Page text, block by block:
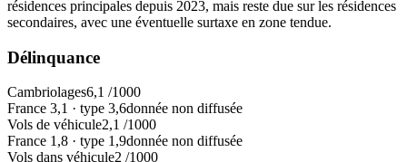
résidences principales depuis 2023, mais reste due sur les résidences
secondaires, avec une éventuelle surtaxe en zone tendue.
Délinquance
Cambriolages6,1 /1000
France 3,1 · type 3,6donnée non diffusée
Vols de véhicule2,1 /1000
France 1,8 · type 1,9donnée non diffusée
Vols dans véhicule2 /1000